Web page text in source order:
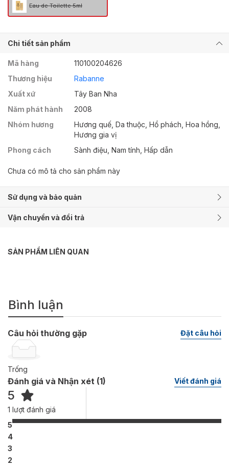
Eau de Toilette 5ml
Chi tiết sản phẩm
Mã hàng
110100204626
Thương hiệu
Rabanne
Xuất xứ
Tây Ban Nha
Năm phát hành
2008
Nhóm hương
Hương quế, Da thuộc, Hổ phách, Hoa hồng,
Hương gia vị
Phong cách
Sành điệu, Nam tính, Hấp dẫn
Chưa có mô tả cho sản phẩm này
Sử dụng và bảo quản
Vận chuyển và đổi trả
SẢN PHẨM LIÊN QUAN
Bình luận
Câu hỏi thường gặp Đặt câu hỏi
Trống
Đánh giá và Nhận xét (1) Viết đánh giá
5
1 lượt đánh giá
5
4
3
2